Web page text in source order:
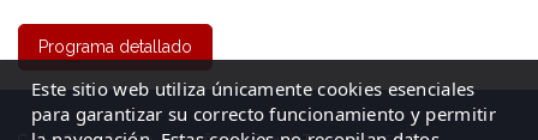
Programa detallado
Este sitio web utiliza únicamente cookies esenciales
para garantizar su correcto funcionamiento y permitir